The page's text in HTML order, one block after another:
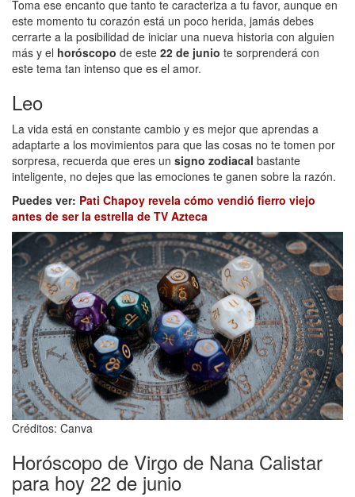
Toma ese encanto que tanto te caracteriza a tu favor, aunque en
este momento tu corazón está un poco herida, jamás debes
cerrarte a la posibilidad de iniciar una nueva historia con alguien
más y el horóscopo de este 22 de junio te sorprenderá con
este tema tan intenso que es el amor.
Leo
La vida está en constante cambio y es mejor que aprendas a
adaptarte a los movimientos para que las cosas no te tomen por
sorpresa, recuerda que eres un signo zodiacal bastante
inteligente, no dejes que las emociones te ganen sobre la razón.
Puedes ver: Pati Chapoy revela cómo vendió fierro viejo
antes de ser la estrella de TV Azteca
Créditos: Canva
Horóscopo de Virgo de Nana Calistar
para hoy 22 de junio